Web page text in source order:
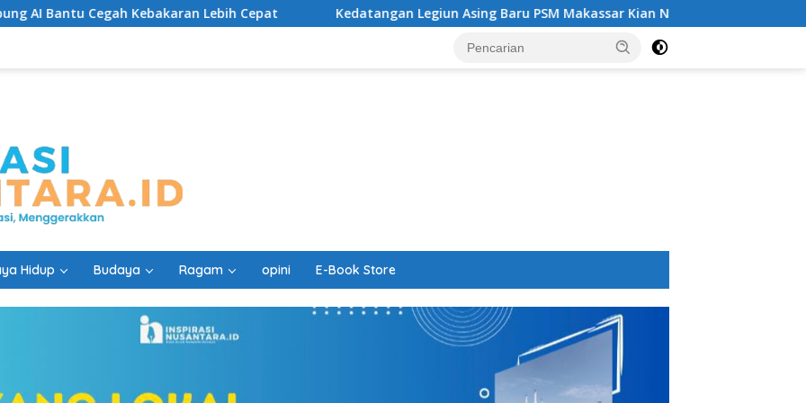
Kebakaran Lebih Cepat Kedatangan Legiun Asing Baru PSM Makassar Kian Nyata Pencairan Bansos PKH
Hidup Budaya Ragam opini E-Book Store